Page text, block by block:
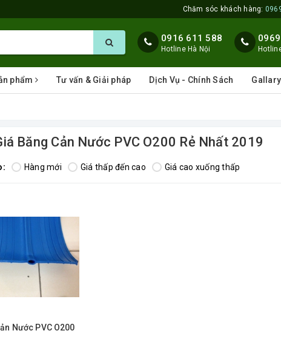
Chăm sóc khách hàng:
0916 611 588
Hotline Hà Nội
phẩm Tư vấn & Giải pháp Dịch Vụ - Chính Sách Gallary
Băng Cản Nước PVC O200 Rẻ Nhất 2019
Hàng mới Giá thấp đến cao Giá cao xuống thấp
Nước PVC O200